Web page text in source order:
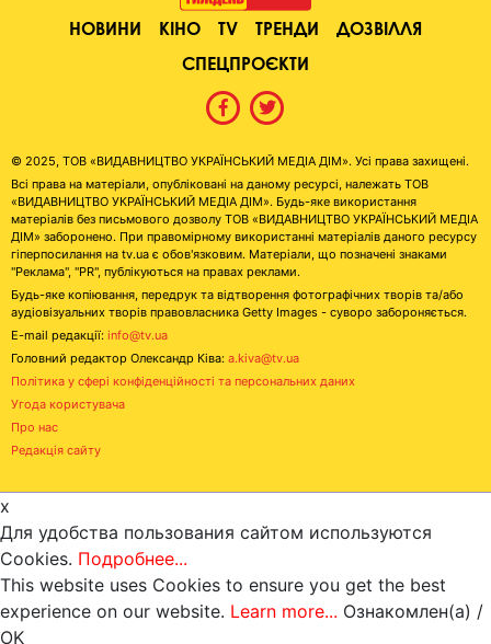
НОВИНИ КІНО TV ТРЕНДИ
ДОЗВІЛЛЯ
СПЕЦПРОЄКТИ
© 2025, ТОВ «ВИДАВНИЦТВО УКРАЇНСЬКИЙ МЕДІА ДІМ». Усі права захищені.
Всі права на матеріали, опубліковані на даному ресурсі, належать ТОВ
«ВИДАВНИЦТВО УКРАЇНСЬКИЙ МЕДІА ДІМ». Будь-яке використання
матеріалів без письмового дозволу ТОВ «ВИДАВНИЦТВО УКРАЇНСЬКИЙ МЕДІА
ДІМ» заборонено. При правомірному використанні матеріалів даного ресурсу
гіперпосилання на tv.ua є обов'язковим. Матеріали, що позначені знаками
"Реклама", "PR", публікуються на правах реклами.
Будь-яке копіювання, передрук та відтворення фотографічних творів та/або
аудіовізуальних творів правовласника Getty Images - суворо забороняється.
E-mail редакції: info@tv.ua
Головний редактор Олександр Ківа: a.kiva@tv.ua
Політика у сфері конфіденційності та персональних даних
Угода користувача
Про нас
Редакція сайту
x
Для удобства пользования сайтом используются
Cookies. Подробнее...
This website uses Cookies to ensure you get the best
experience on our website. Learn more... Ознакомлен(а) /
OK